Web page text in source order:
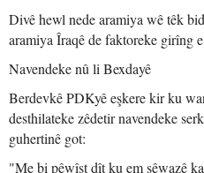
Divê hewl nede aramiya wê têk
aramiya Îraqê de faktoreke girîng
Navendeke nû li Bexdayê
Berdevkê PDKyê eşkere kir ku
desthilateke zêdetir navendeke
guhertinê got:
"Me bi pêwîst dît ku em şêwazê